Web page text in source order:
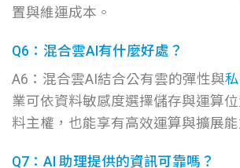
置與維運成本。
Q6：混合雲AI有什麼好處？
A6：混合雲AI結合公有雲的彈性與
業可依資料敏感度選擇儲存與運算
料主權，也能享有高效運算與擴展能
Q7：AI 助理提供的資訊可靠嗎？